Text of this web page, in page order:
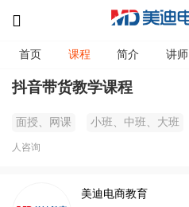
首页 课程 简介 讲师
抖音带货教学课程
面授、网课 小班、中班、大班
人咨询
美迪电商教育